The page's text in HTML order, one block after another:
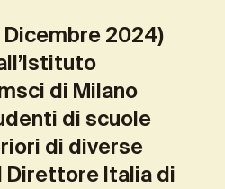
Dicembre 2024)
di Milano
di scuole
di diverse
Direttore Italia di